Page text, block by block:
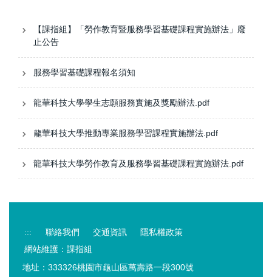
【課指組】「勞作教育暨服務學習基礎課程實施辦法」廢
止公告
服務學習基礎課程報名須知
龍華科技大學學生志願服務實施及獎勵辦法.pdf
龍華科技大學推動專業服務學習課程實施辦法.pdf
龍華科技大學勞作教育及服務學習基礎課程實施辦法.pdf
::: 聯絡我們 交通資訊
隱私權政策
網站維護：課指組
地址：333326桃園市龜山區萬壽路一段300號